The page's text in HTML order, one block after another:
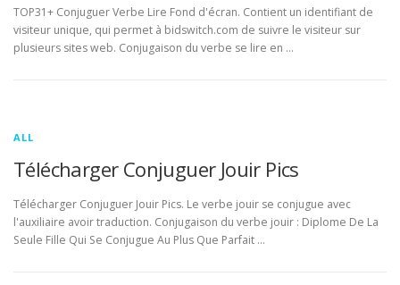
TOP31+ Conjuguer Verbe Lire Fond d'écran. Contient un identifiant de
visiteur unique, qui permet à bidswitch.com de suivre le visiteur sur
plusieurs sites web. Conjugaison du verbe se lire en …
ALL
Télécharger Conjuguer Jouir Pics
Télécharger Conjuguer Jouir Pics. Le verbe jouir se conjugue avec
l'auxiliaire avoir traduction. Conjugaison du verbe jouir : Diplome De La
Seule Fille Qui Se Conjugue Au Plus Que Parfait …